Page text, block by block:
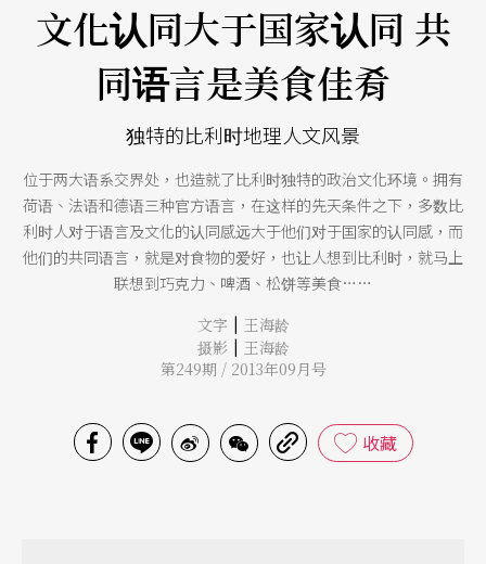
文化认同大于国家认同 共
同语言是美食佳肴
独特的比利时地理人文风景
位于两大语系交界处，也造就了比利时独特的政治文化环境。拥有
荷语、法语和德语三种官方语言，在这样的先天条件之下，多数比
利时人对于语言及文化的认同感远大于他们对于国家的认同感，而
他们的共同语言，就是对食物的爱好，也让人想到比利时，就马上
联想到巧克力、啤酒、松饼等美食……
文字 | 王海龄
摄影 | 王海龄
第249期 / 2013年09月号
收藏